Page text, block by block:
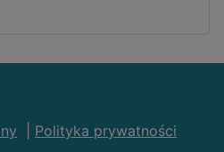
Polityka prywatności